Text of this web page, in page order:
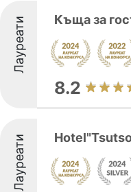
Лауреати Къща за
8.2
Лауреати